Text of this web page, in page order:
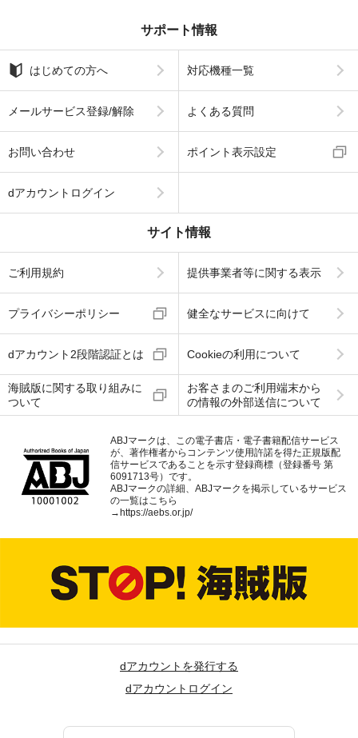
サポート情報
はじめての方へ 対応機種一覧
メールサービス登録/解除 よくある質問
お問い合わせ ポイント表示設定
dアカウントログイン
サイト情報
ご利用規約 提供事業者等に関する表示
プライバシーポリシー 健全なサービスに向けて
dアカウント2段階認証とは Cookieの利用について
海賊版に関する取り組みに
ついて
お客さまのご利用端末から
の情報の外部送信について
ABJマークは、この電子書店・電子書籍配信サービス
が、著作権者からコンテンツ使用許諾を得た正規版配
信サービスであることを示す登録商標（登録番号 第
6091713号）です。
ABJマークの詳細、ABJマークを掲示しているサービス
の一覧はこちら
→https://aebs.or.jp/
dアカウントを発行する
dアカウントログイン